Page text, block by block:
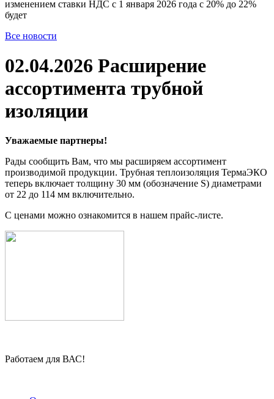
изменением ставки НДС с 1 января 2026 года с 20% до 22%
будет
Все новости
02.04.2026 Расширение
ассортимента трубной
изоляции
Уважаемые партнеры!
Рады сообщить Вам, что мы расширяем ассортимент
производимой продукции. Трубная теплоизоляция ТермаЭКО
теперь включает толщину 30 мм (обозначение S) диаметрами
от 22 до 114 мм включительно.
С ценами можно ознакомится в нашем прайс-листе.
Работаем для ВАС!